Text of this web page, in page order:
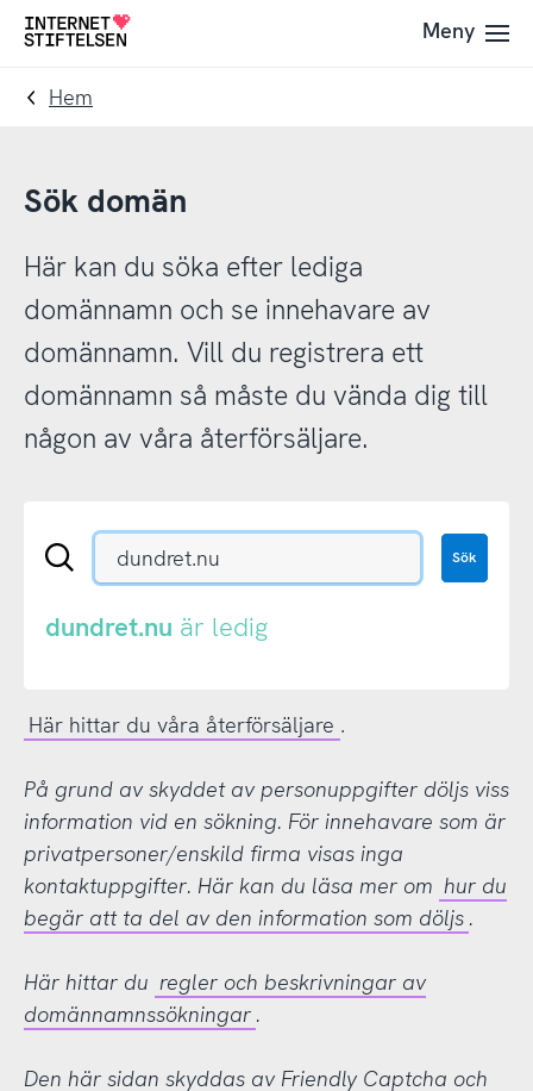
Till
navigering
Till
innehåll
Till
Meny
Hem
Sök domän
Här kan du söka efter lediga
domännamn och se innehavare av
domännamn. Vill du registrera ett
domännamn så måste du vända dig till
någon av våra återförsäljare.
Sök
eller
Sök
dundret.nu är ledig
Här hittar du våra återförsäljare .
På grund av skyddet av personuppgifter döljs viss
information vid en sökning. För innehavare som är
privatpersoner/enskild firma visas inga
kontaktuppgifter. Här kan du läsa mer om hur du
begär att ta del av den information som döljs .
Här hittar du regler och beskrivningar av
domännamnssökningar .
Den här sidan skyddas av Friendly Captcha och